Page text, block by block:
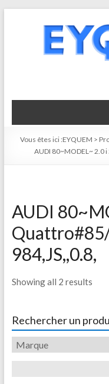
Vous êtes ici :EYQUEM >
AUDI 80~MODEL~ 2.0
AUDI
984,JS,,0.8,
Showing all 2 results
Rechercher un